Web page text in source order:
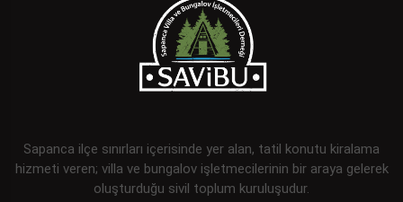
Sapanca ilçe sınırları içerisinde yer alan, tatil konutu kiralama
hizmeti veren; villa ve bungalov işletmecilerinin bir araya gelerek
oluşturduğu sivil toplum kuruluşudur.